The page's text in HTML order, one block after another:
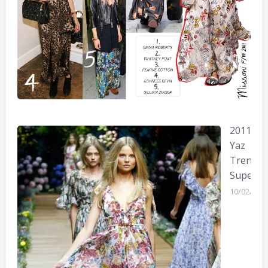
2011
Yaz
Trendi:
10/02/